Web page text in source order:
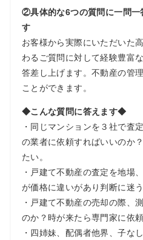
②具体的な6つの質問に一問一
す
お客様から実際にいただいた
わるご質問に対して経験豊富
答差し上げます。不動産の管
ことができます。
◆こんな質問に答えます◆
・同じマンションを３社で査
の業者に依頼すればいいのか
たい。
・戸建て不動産の査定を地場
が価格に違いがあり判断に迷
・戸建て不動産の売却の際、
のか？時が来たら専門家に依
・四姉妹、配偶者他界、子な